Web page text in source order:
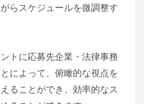
らスケジュールを微調整す
トに応募先企業・法律事務
によって、俯瞰的な視点を
ることができ、効率的なス